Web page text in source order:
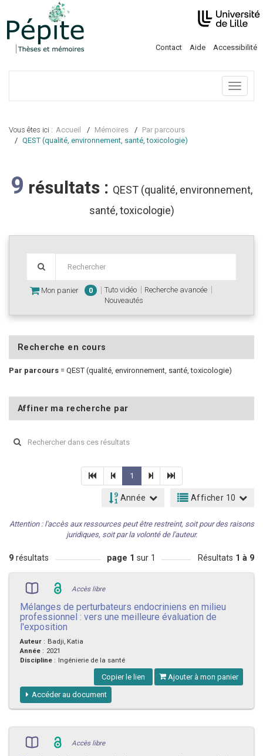
Contact Aide Accessibilité
Menu
Vous êtes ici : Accueil Mémoires
Par parcours
QEST (qualité, environnement, santé, toxicologie)
9 résultats : QEST (qualité, environnement,
santé, toxicologie)
Mon panier 0 Tuto vidéo
Recherche avancée
Nouveautés
Recherche en cours
Par parcours = QEST (qualité, environnement, santé, toxicologie)
Affiner ma recherche par
1
Année Afficher 10
Attention : l'accès aux ressources peut être restreint, soit pour des raisons
juridiques, soit par la volonté de l'auteur.
9 résultats page 1 sur 1 Résultats 1 à 9
Accès libre
Mélanges de perturbateurs endocriniens en milieu
professionnel : vers une meilleure évaluation de
l'exposition
Auteur : Badji, Katia
Année : 2021
Discipline : Ingénierie de la santé
Copier le lien Ajouter à mon panier
Accéder au document
Accès libre